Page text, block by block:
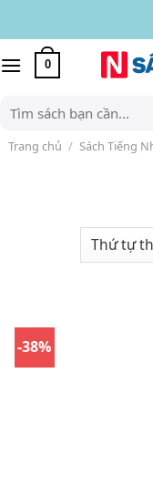
content
0
Tìm
kiếm:
Trang chủ / Sách Tiếng
-38%